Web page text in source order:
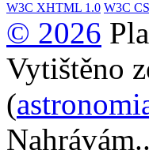
W3C XHTML 1.0 W3C
© 2026
Vytištěno
(